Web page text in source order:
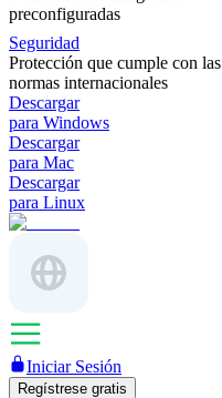
preconfiguradas
Seguridad
Protección que cumple con las
normas internacionales
Descargar
para Windows
Descargar
para Mac
Descargar
para Linux
Iniciar Sesión
Regístrese gratis